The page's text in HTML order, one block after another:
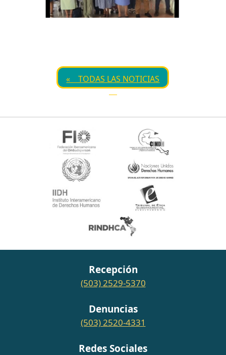
« TODAS LAS NOTICIAS
Recepción
(503) 2529-5370
Denuncias
(503) 2520-4331
Redes Sociales